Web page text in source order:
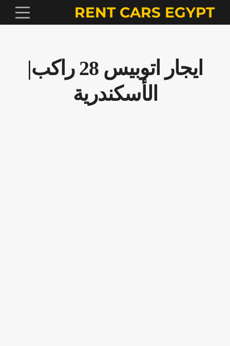
RENT CARS EGYPT
ايجار اتوبيس 28 راكب|
الأسكندرية